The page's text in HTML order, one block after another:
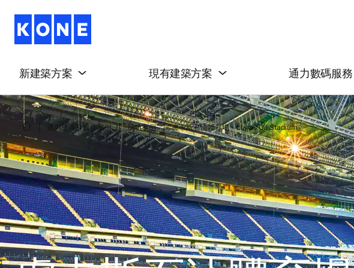
新建築方案 現有建築方案 通力數碼服務
通力故事及成功案例 成功案例 盧卡斯石油體育場 - Lucas Oil Stadium